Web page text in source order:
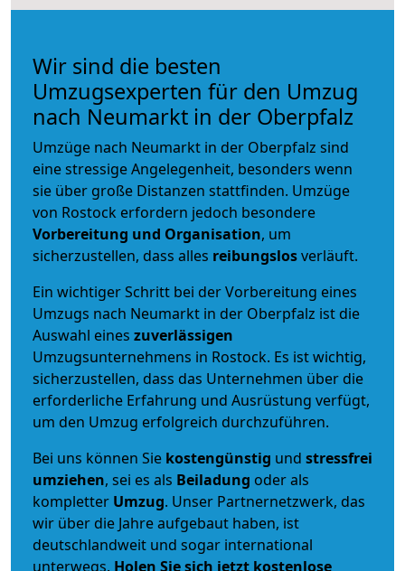
Wir sind die besten
Umzugsexperten für den Umzug
nach Neumarkt in der Oberpfalz
Umzüge nach Neumarkt in der Oberpfalz sind
eine stressige Angelegenheit, besonders wenn
sie über große Distanzen stattfinden. Umzüge
von Rostock erfordern jedoch besondere
Vorbereitung und Organisation, um
sicherzustellen, dass alles reibungslosverläuft.
Ein wichtiger Schritt bei der Vorbereitung eines
Umzugs nach Neumarkt in der Oberpfalz ist die
Auswahl eines zuverlässigen
Umzugsunternehmens in Rostock. Es ist wichtig,
sicherzustellen, dass das Unternehmen über die
erforderliche Erfahrung und Ausrüstung verfügt,
um den Umzug erfolgreich durchzuführen.
Bei uns können Sie kostengünstig und stressfrei
umziehen, sei es als Beiladung oder als
kompletter Umzug. Unser Partnernetzwerk, das
wir über die Jahre aufgebaut haben, ist
deutschlandweit und sogar international
unterwegs. Holen Sie sich jetzt kostenlose